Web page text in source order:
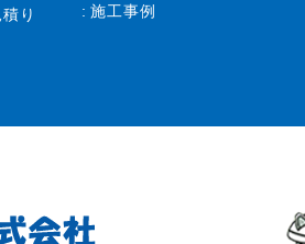
り
施工事例